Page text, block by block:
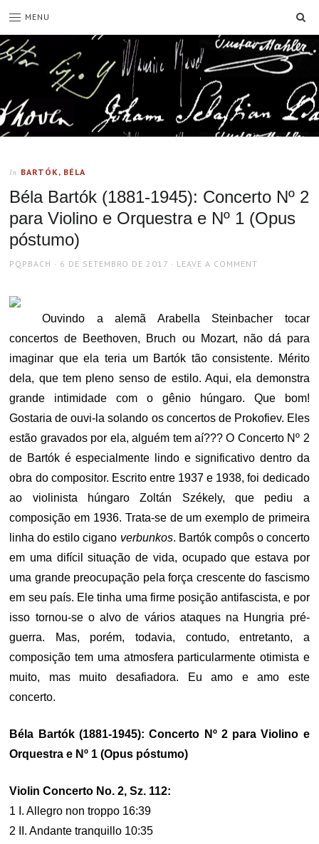
MENU
In BARTÓK, BÉLA
Béla Bartók (1881-1945): Concerto Nº 2
para Violino e Orquestra e Nº 1 (Opus
póstumo)
AUTHOR
PQPBACH
POSTED
6 DE SETEMBRO DE 2017 LEAVE A COMMENT
Ouvindo a alemã Arabella Steinbacher tocar
concertos de Beethoven, Bruch ou Mozart, não dá para
imaginar que ela teria um Bartók tão consistente. Mérito
dela, que tem pleno senso de estilo. Aqui, ela demonstra
grande intimidade com o gênio húngaro. Que bom!
Gostaria de ouvi-la solando os concertos de Prokofiev. Eles
estão gravados por ela, alguém tem aí??? O Concerto Nº 2
de Bartók é especialmente lindo e significativo dentro da
obra do compositor. Escrito entre 1937 e 1938, foi dedicado
ao violinista húngaro Zoltán Székely, que pediu a
composição em 1936. Trata-se de um exemplo de primeira
linha do estilo cigano verbunkos. Bartók compôs o concerto
em uma difícil situação de vida, ocupado que estava por
uma grande preocupação pela força crescente do fascismo
em seu país. Ele tinha uma firme posição antifascista, e por
isso tornou-se o alvo de vários ataques na Hungria pré-
guerra. Mas, porém, todavia, contudo, entretanto, a
composição tem uma atmosfera particularmente otimista e
muito, mas muito desafiadora. Eu amo e amo este
concerto.
Béla Bartók (1881-1945): Concerto Nº 2 para Violino e
Orquestra e Nº 1 (Opus póstumo)
Violin Concerto No. 2, Sz. 112:
1 I. Allegro non troppo 16:39
2 II. Andante tranquillo 10:35